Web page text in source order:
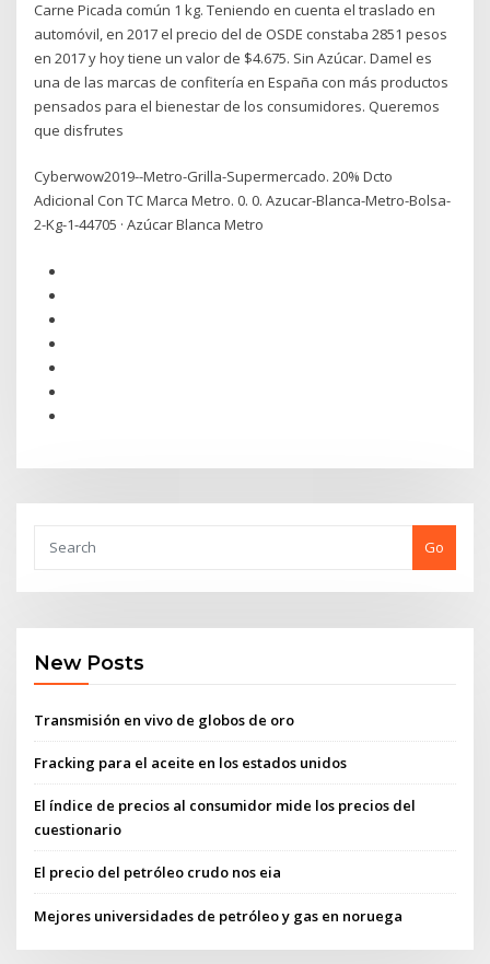
Carne Picada común 1 kg. Teniendo en cuenta el traslado en
automóvil, en 2017 el precio del de OSDE constaba 2851 pesos
en 2017 y hoy tiene un valor de $4.675. Sin Azúcar. Damel es
una de las marcas de confitería en España con más productos
pensados para el bienestar de los consumidores. Queremos
que disfrutes
Cyberwow2019--Metro-Grilla-Supermercado. 20% Dcto
Adicional Con TC Marca Metro. 0. 0. Azucar-Blanca-Metro-Bolsa-
2-Kg-1-44705 · Azúcar Blanca Metro
Go
New Posts
Transmisión en vivo de globos de oro
Fracking para el aceite en los estados unidos
El índice de precios al consumidor mide los precios del
cuestionario
El precio del petróleo crudo nos eia
Mejores universidades de petróleo y gas en noruega